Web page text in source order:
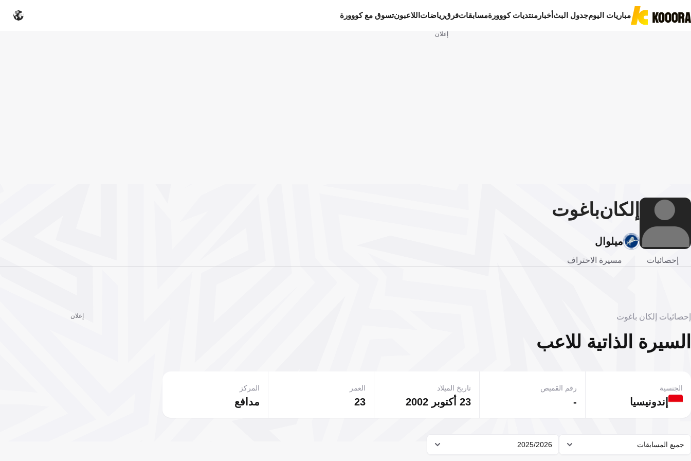
مباريات اليومجدول البثأخبار منتديات كووورةمسابقاتفرقرياضات اللاعبونتسوق مع كووورة
إعلان
إلكانباغوت
ميلوال
إحصائيات مسيرة الاحتراف
إحصائيات إلكان باغوت
السيرة الذاتية للاعب
إندونيسيا
الجنسية
-
رقم القميص
23 أكتوبر 2002
تاريخ الميلاد
23
العمر
مدافع
المركز
جميع المسابقات 2025/2026
إعلان